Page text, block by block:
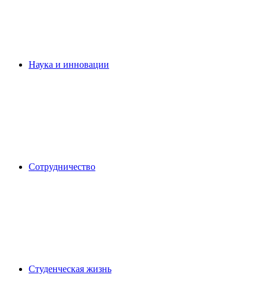
Наука и инновации
Сотрудничество
Студенческая жизнь